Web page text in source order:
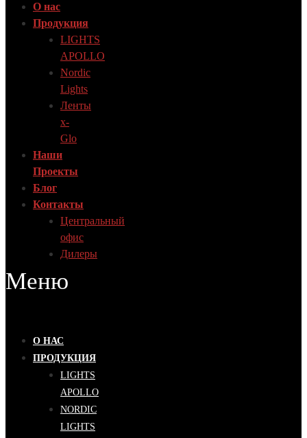
О нас
Продукция
LIGHTS
APOLLO
Nordic
Lights
Ленты
x-
Glo
Наши
Проекты
Блог
Контакты
Центральный
офис
Дилеры
Меню
О НАС
ПРОДУКЦИЯ
LIGHTS
APOLLO
NORDIC
LIGHTS